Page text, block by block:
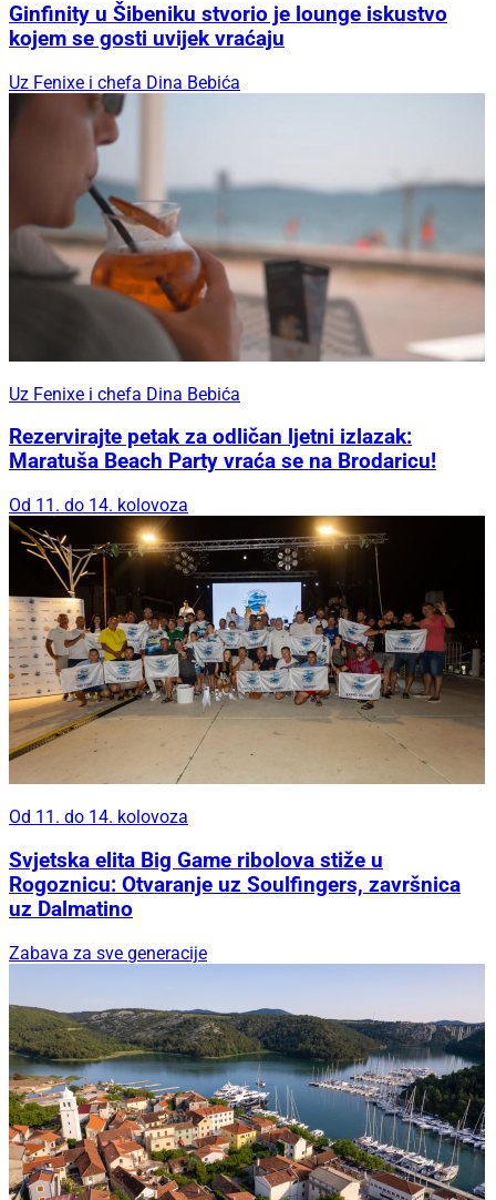
Ginfinity u Šibeniku stvorio je lounge iskustvo
kojem se gosti uvijek vraćaju
Uz Fenixe i chefa Dina Bebića
Uz Fenixe i chefa Dina Bebića
Rezervirajte petak za odličan ljetni izlazak:
Maratuša Beach Party vraća se na Brodaricu!
Od 11. do 14. kolovoza
Od 11. do 14. kolovoza
Svjetska elita Big Game ribolova stiže u
Rogoznicu: Otvaranje uz Soulfingers, završnica
uz Dalmatino
Zabava za sve generacije